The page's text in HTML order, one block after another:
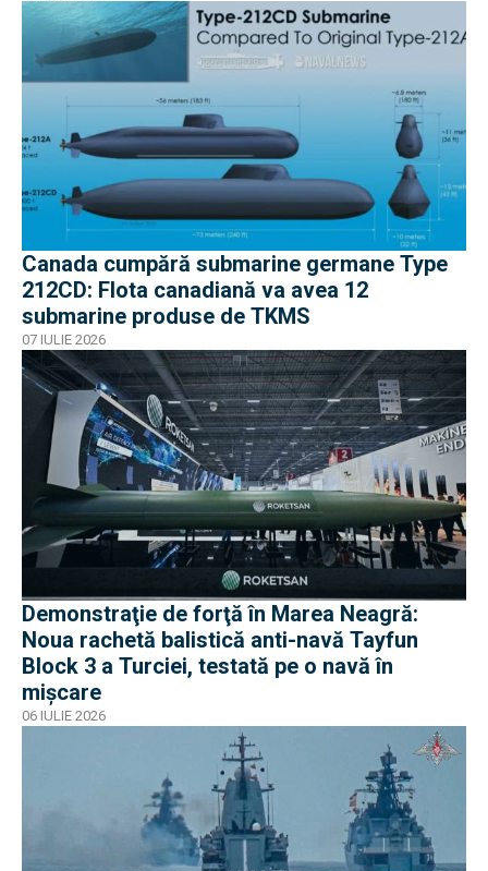
Canada cumpără submarine germane Type
212CD: Flota canadiană va avea 12
submarine produse de TKMS
07 IULIE 2026
Demonstraţie de forţă în Marea Neagră:
Noua rachetă balistică anti-navă Tayfun
Block 3 a Turciei, testată pe o navă în
mișcare
06 IULIE 2026